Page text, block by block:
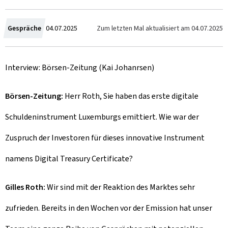
Gespräche Z
u
m
04.07.2025 Zum letzten Mal aktualisiert am 04.07.2025
Interview: Börsen-Zeitung (Kai Johanrsen)
Börsen-Zeitung: Herr Roth, Sie haben das erste digitale
Schuldeninstrument Luxemburgs emittiert. Wie war der
Zuspruch der Investoren für dieses innovative Instrument
namens Digital Treasury Certificate?
Gilles Roth:Wir sind mit der Reaktion des Marktes sehr
zufrieden. Bereits in den Wochen vor der Emission hat unser